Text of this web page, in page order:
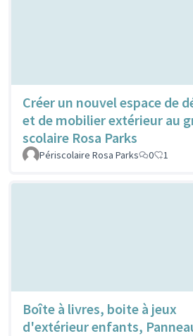
Créer un nouvel espace de
et de mobilier extérieur au
scolaire Rosa Parks
Périscolaire Rosa Parks 0 1
Boîte à livres, boite à jeux
d'extérieur enfants,